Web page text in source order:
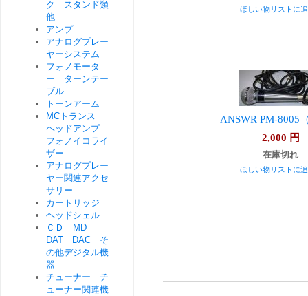
ほしい物リストに
ANSWR PM-8005
2,000 円
在庫切れ
ほしい物リストに
ク スタンド類
他
アンプ
アナログプレー
ヤーシステム
フォノモータ
ー ターンテー
ブル
トーンアーム
MCトランス
ヘッドアンプ
フォノイコライ
ザー
アナログプレー
ヤー関連アクセ
サリー
カートリッジ
ヘッドシェル
ＣＤ MD
DAT DAC そ
の他デジタル機
器
チューナー チ
ューナー関連機